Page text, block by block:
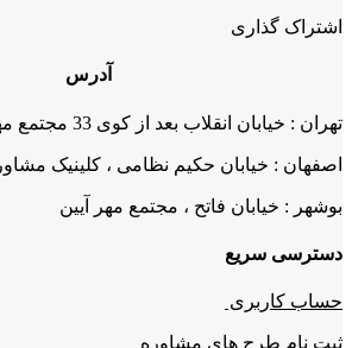
اشتراک گذاری
آدرس
تهران : خیابان انقلاب بعد از کوی 33 مجتمع مهر
اصفهان : خیابان حکیم نظامی ، کلینیک
بوشهر : خیابان فاتح ، مجتمع مهر آیین
دسترسی سریع
حساب کاربری
ثبت نام طرح های مشاوره